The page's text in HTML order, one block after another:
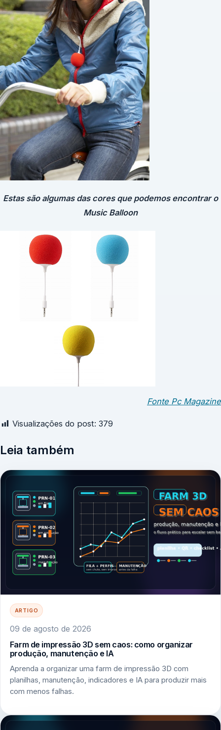
Estas são algumas das cores que podemos encontrar o
Music Balloon
Fonte Pc Magazine
Visualizações do post: 379
Leia também
ARTIGO
09 de agosto de 2026
Farm de impressão 3D sem caos: como organizar
produção, manutenção e IA
Aprenda a organizar uma farm de impressão 3D com
planilhas, manutenção, indicadores e IA para produzir mais
com menos falhas.